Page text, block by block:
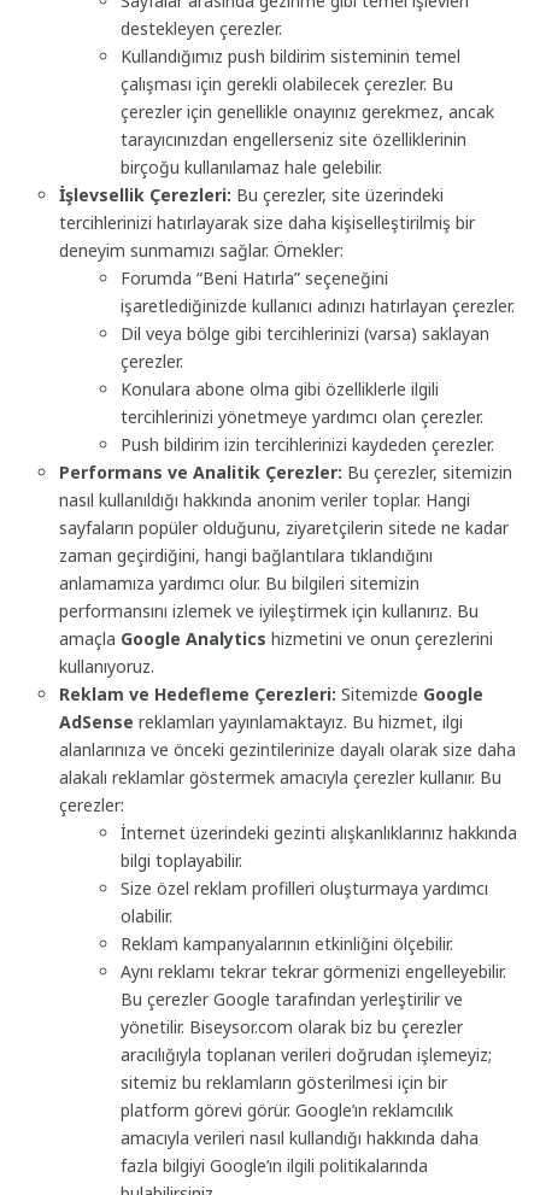
destekleyen çerezler.
Kullandığımız push bildirim sisteminin temel
çalışması için gerekli olabilecek çerezler. Bu
çerezler için genellikle onayınız gerekmez, ancak
tarayıcınızdan engellerseniz site özelliklerinin
birçoğu kullanılamaz hale gelebilir.
İşlevsellik Çerezleri: Bu çerezler, site üzerindeki
tercihlerinizi hatırlayarak size daha kişiselleştirilmiş bir
deneyim sunmamızı sağlar. Örnekler:
Forumda “Beni Hatırla” seçeneğini
işaretlediğinizde kullanıcı adınızı hatırlayan çerezler.
Dil veya bölge gibi tercihlerinizi (varsa) saklayan
çerezler.
Konulara abone olma gibi özelliklerle ilgili
tercihlerinizi yönetmeye yardımcı olan çerezler.
Push bildirim izin tercihlerinizi kaydeden çerezler.
Performans ve Analitik Çerezler: Bu çerezler, sitemizin
nasıl kullanıldığı hakkında anonim veriler toplar. Hangi
sayfaların popüler olduğunu, ziyaretçilerin sitede ne kadar
zaman geçirdiğini, hangi bağlantılara tıklandığını
anlamamıza yardımcı olur. Bu bilgileri sitemizin
performansını izlemek ve iyileştirmek için kullanırız. Bu
amaçla Google Analytics hizmetini ve onun çerezlerini
kullanıyoruz.
Reklam ve Hedefleme Çerezleri: Sitemizde Google
AdSense reklamları yayınlamaktayız. Bu hizmet, ilgi
alanlarınıza ve önceki gezintilerinize dayalı olarak size daha
alakalı reklamlar göstermek amacıyla çerezler kullanır. Bu
çerezler:
İnternet üzerindeki gezinti alışkanlıklarınız hakkında
bilgi toplayabilir.
Size özel reklam profilleri oluşturmaya yardımcı
olabilir.
Reklam kampanyalarının etkinliğini ölçebilir.
Aynı reklamı tekrar tekrar görmenizi engelleyebilir.
Bu çerezler Google tarafından yerleştirilir ve
yönetilir. Biseysor.com olarak biz bu çerezler
aracılığıyla toplanan verileri doğrudan işlemeyiz;
sitemiz bu reklamların gösterilmesi için bir
platform görevi görür. Google’ın reklamcılık
amacıyla verileri nasıl kullandığı hakkında daha
fazla bilgiyi Google’ın ilgili politikalarında